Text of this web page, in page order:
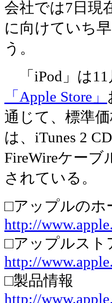
会社では7日現
に向けていち
う。
「iPod」は11
「Apple Store」
通じて、標準
は、iTunes 2
FireWireケーブ
されている。
□アップルのホ
http://
□アップルスト
http://
□製品情報
http://